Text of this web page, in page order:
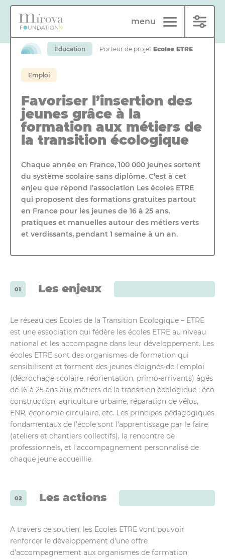
Panneau de gestion des cookies
menu
Education Porteur de projet Ecoles ETRE
Emploi
Favoriser l’insertion des
jeunes grâce à la
formation aux métiers de
la transition écologique
Chaque année en France, 100 000 jeunes sortent
du système scolaire sans diplôme. C’est à cet
enjeu que répond l’association Les écoles ETRE
qui proposent des formations gratuites partout
en France pour les jeunes de 16 à 25 ans,
pratiques et manuelles autour des métiers verts
et verdissants, pendant 1 semaine à un an.
Les enjeux
Le réseau des Ecoles de la Transition Ecologique – ETRE
est une association qui fédère les écoles ETRE au niveau
national et les accompagne dans leur développement. Les
écoles ETRE sont des organismes de formation qui
sensibilisent et forment des jeunes éloignés de l’emploi
(décrochage scolaire, réorientation, primo-arrivants) âgés
de 16 à 25 ans aux métiers de la transition écologique : éco
construction, agriculture urbaine, réparation de vélos,
ENR, économie circulaire, etc. Les principes pédagogiques
fondamentaux de l’école sont l’apprentissage par le faire
(ateliers et chantiers collectifs), la rencontre de
professionnels, et l’accompagnement personnalisé de
chaque jeune accueillie.
Les actions
A travers ce soutien, les Ecoles ETRE vont pouvoir
renforcer le développement d’une offre
d’accompagnement aux organismes de formation